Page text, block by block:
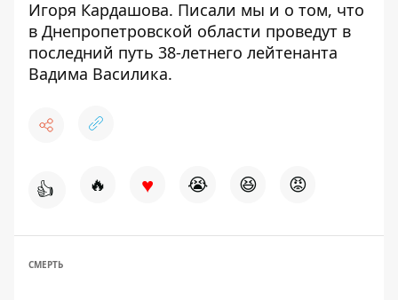
Игоря Кардашова. Писали мы и о том, что
в Днепропетровской области проведут в
последний путь 38-летнего лейтенанта
Вадима Василика.
👍 🔥 ♥ 😭 😆 😡
СМЕРТЬ